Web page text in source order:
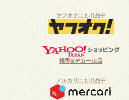
ヤフオクにも出品中
模型&デカール店
メルカリにも出品中